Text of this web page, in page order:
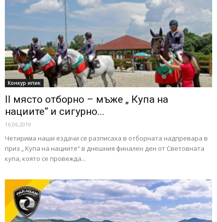
Конкур ипик
II място отборно – мъже „ Купа на
нациите“ и сигурно...
16.06.2019
Четирима наши ездачи се разписаха в отборната надпревара в
приз „ Купа на нациите“ в днешния финален ден от Световната
купа, която се провежда...